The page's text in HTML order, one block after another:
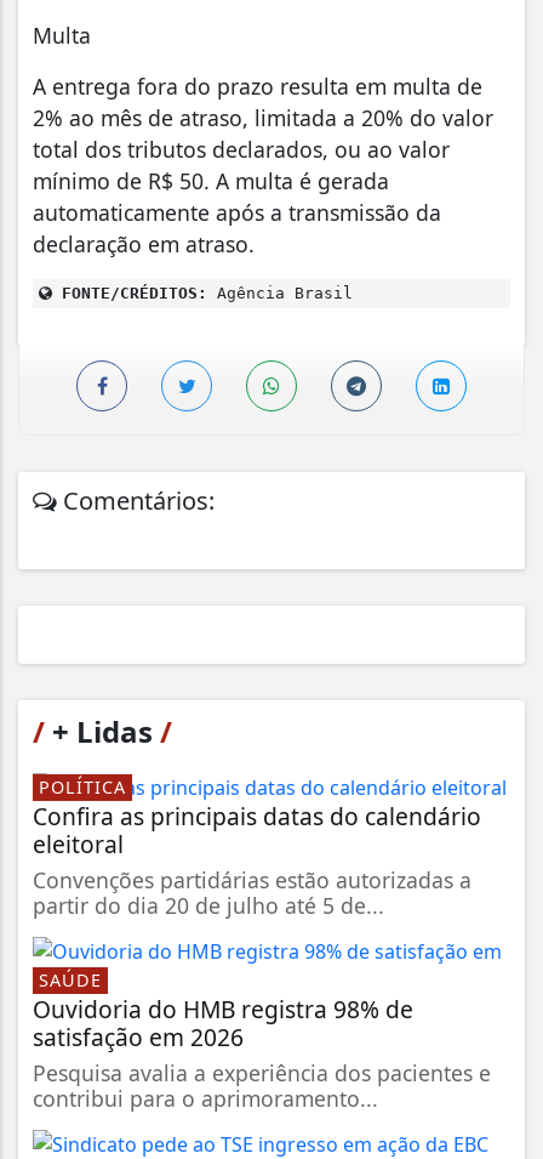
Multa
A entrega fora do prazo resulta em multa de
2% ao mês de atraso, limitada a 20% do valor
total dos tributos declarados, ou ao valor
mínimo de R$ 50. A multa é gerada
automaticamente após a transmissão da
declaração em atraso.
FONTE/CRÉDITOS: Agência Brasil
Comentários:
/ + Lidas /
POLÍTICA
Confira as principais datas do calendário
eleitoral
Convenções partidárias estão autorizadas a
partir do dia 20 de julho até 5 de...
SAÚDE
Ouvidoria do HMB registra 98% de
satisfação em 2026
Pesquisa avalia a experiência dos pacientes e
contribui para o aprimoramento...